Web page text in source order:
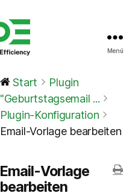
Center
Menü
Start
Plugin
"Geburtstagsemail ...
Plugin-Konfiguration
Email-Vorlage bearbeiten
Email-Vorlage
bearbeiten